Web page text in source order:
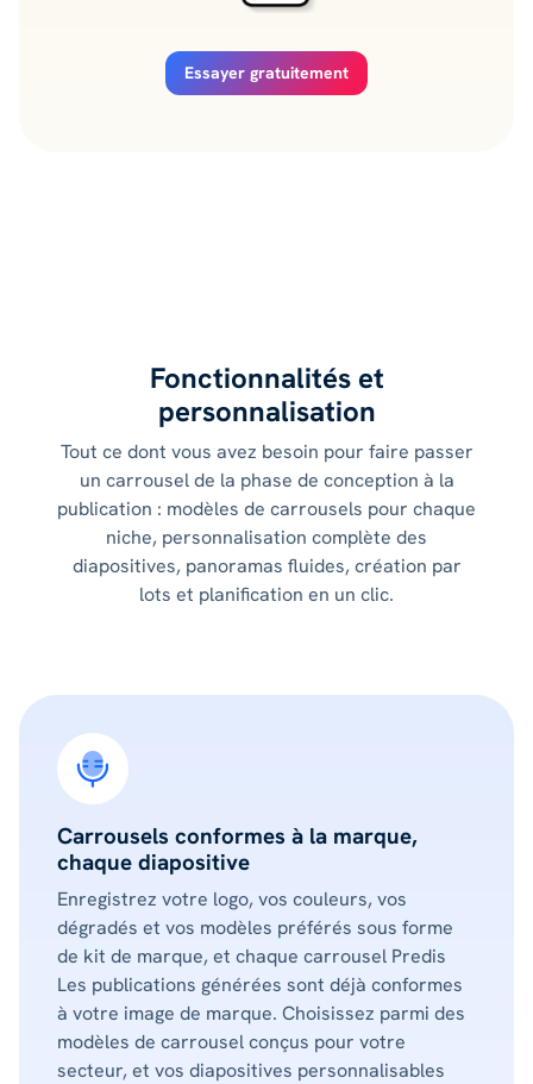
Essayer gratuitement
Fonctionnalités et
personnalisation
Tout ce dont vous avez besoin pour faire passer
un carrousel de la phase de conception à la
publication : modèles de carrousels pour chaque
niche, personnalisation complète des
diapositives, panoramas fluides, création par
lots et planification en un clic.
Carrousels conformes à la marque,
chaque diapositive
Enregistrez votre logo, vos couleurs, vos
dégradés et vos modèles préférés sous forme
de kit de marque, et chaque carrousel Predis
Les publications générées sont déjà conformes
à votre image de marque. Choisissez parmi des
modèles de carrousel conçus pour votre
secteur, et vos diapositives personnalisables